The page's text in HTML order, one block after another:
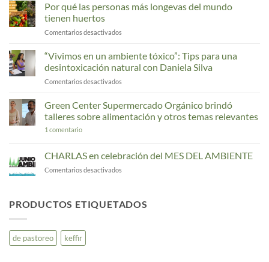
comentarios
en
Prebióticos,
probióticos
¿sabés
cuál
es
diferencia?
Por qué las personas más longevas del mundo
tienen huertos
Comentarios desactivados
qué
personas
más
del
mundo
“Vivimos en un ambiente tóxico”: Tips para una
desintoxicación natural con Daniela Silva
Comentarios desactivados
ambiente
desintoxicación
Daniela
Green Center Supermercado Orgánico brindó
talleres sobre alimentación y otros temas relevantes
1 comentarioen
Supermercado
Orgánico
brindó
otros
CHARLAS en celebración del MES DEL AMBIENTE
Comentarios desactivados
celebración
del
PRODUCTOS ETIQUETADOS
de pastoreo keffir